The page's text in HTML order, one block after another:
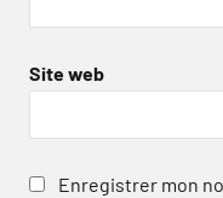
Site web
Enregistrer mon